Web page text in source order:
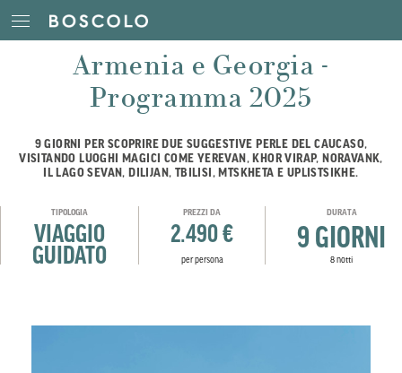
Armenia e Georgia -
Programma 2025
9 GIORNI PER SCOPRIRE DUE SUGGESTIVE PERLE DEL CAUCASO,
VISITANDO LUOGHI MAGICI COME YEREVAN, KHOR VIRAP, NORAVANK,
IL LAGO SEVAN, DILIJAN, TBILISI, MTSKHETA E UPLISTSIKHE.
TIPOLOGIA
VIAGGIO
GUIDATO
PREZZI DA
2.490 €
per persona
DURATA
9 GIORNI
8 notti